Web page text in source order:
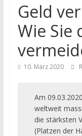
Geld
Wie Sie
10. März 2020
Am
weltweit
die stärksten
(Platzen der